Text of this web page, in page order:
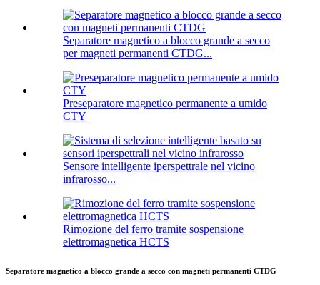
Separatore magnetico a blocco grande a secco
per magneti permanenti CTDG...
Preseparatore magnetico permanente a umido
CTY
Sensore intelligente iperspettrale nel vicino
infrarosso...
Rimozione del ferro tramite sospensione
elettromagnetica HCTS
Separatore magnetico a blocco grande a secco con magneti permanenti CTDG